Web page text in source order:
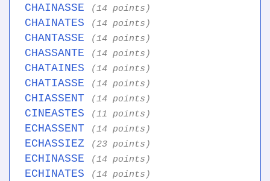
CHAINASSE (14 points)
CHAINATES (14 points)
CHANTASSE (14 points)
CHASSANTE (14 points)
CHATAINES (14 points)
CHATIASSE (14 points)
CHIASSENT (14 points)
CINEASTES (11 points)
ECHASSENT (14 points)
ECHASSIEZ (23 points)
ECHINASSE (14 points)
ECHINATES (14 points)